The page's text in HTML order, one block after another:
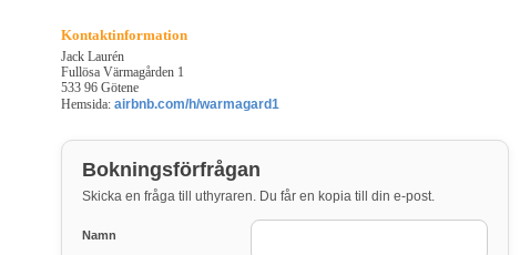
Kontaktinformation
Jack Laurén
Fullösa Värmagården 1
533 96 Götene
Hemsida: airbnb.com/h/warmagard1
Bokningsförfrågan
Skicka en fråga till uthyraren. Du får en kopia till din e-post.
Namn